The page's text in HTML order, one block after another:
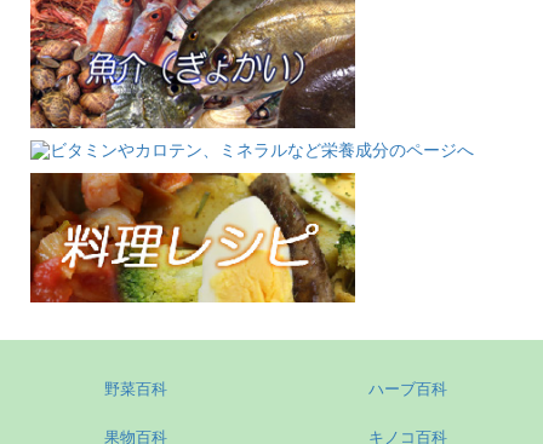
野菜百科
果物百科
ハーブ百科
キノコ百科